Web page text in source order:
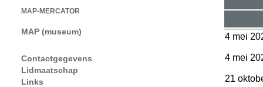
MAP-MERCATOR
MAP (museum)
Contactgegevens
Lidmaatschap
Links
4 mei
4 mei
21